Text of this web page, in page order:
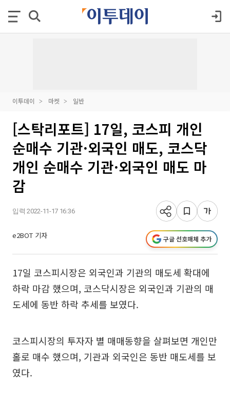
이투데이 마켓 일반
[스탁리포트] 17일, 코스피 개인
순매수 기관·외국인 매도, 코스닥
개인 순매수 기관·외국인 매도 마
감
입력 2022-11-17 16:36
e2BOT 기자 구글 선호매체 추가
17일 코스피시장은 외국인과 기관의 매도세 확대에
하락 마감 했으며, 코스닥시장은 외국인과 기관의 매
도세에 동반 하락 추세를 보였다.
코스피시장의 투자자 별 매매동향을 살펴보면 개인만
홀로 매수 했으며, 기관과 외국인은 동반 매도세를 보
였다.